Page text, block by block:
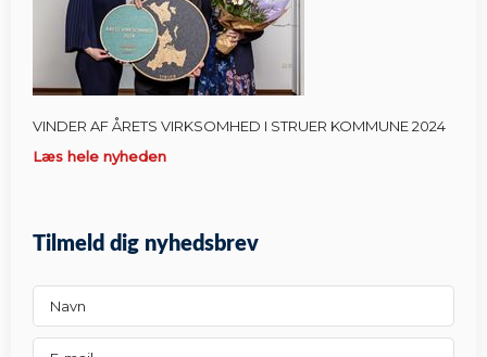
VINDER AF ÅRETS VIRKSOMHED I STRUER KOMMUNE 2024
Læs hele nyheden
Tilmeld dig nyhedsbrev